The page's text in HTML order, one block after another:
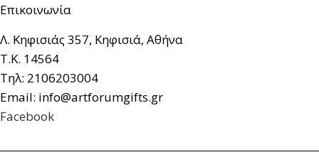
Επικοινωνία
Λ. Κηφισιάς 357, Κηφισιά, Αθήνα
Τ.Κ. 14564
Τηλ: 2106203004
Email: info@artforumgifts.gr
Facebook